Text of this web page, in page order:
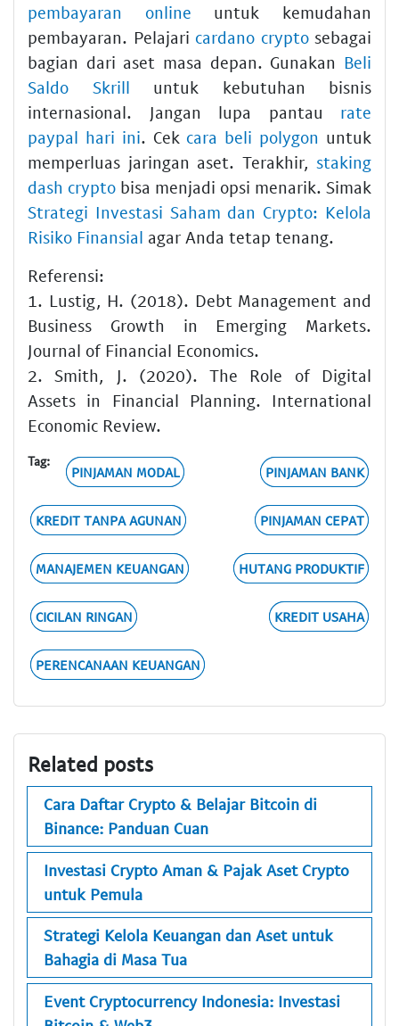
pembayaran online untuk kemudahan
pembayaran. Pelajari cardano cryptosebagai
bagian dari aset masa depan. Gunakan Beli
Saldo Skrill untuk kebutuhan bisnis
internasional. Jangan lupa pantau rate
paypal hari ini. Cek cara beli polygon untuk
memperluas jaringan aset. Terakhir, staking
dash crypto bisa menjadi opsi menarik. Simak
Strategi Investasi Saham dan Crypto: Kelola
Risiko Finansial agar Anda tetap tenang.
Referensi:
1. Lustig, H. (2018). Debt Management and
Business Growth in Emerging Markets.
Journal of Financial Economics.
2. Smith, J. (2020). The Role of Digital
Assets in Financial Planning. International
Economic Review.
Tag:
PINJAMAN MODAL PINJAMAN BANK
KREDIT TANPA AGUNAN PINJAMAN CEPAT
MANAJEMEN KEUANGAN HUTANG PRODUKTIF
CICILAN RINGAN KREDIT USAHA
PERENCANAAN KEUANGAN
Related posts
Cara Daftar Crypto & Belajar Bitcoin di
Binance: Panduan Cuan
Investasi Crypto Aman & Pajak Aset Crypto
untuk Pemula
Strategi Kelola Keuangan dan Aset untuk
Bahagia di Masa Tua
Event Cryptocurrency Indonesia: Investasi